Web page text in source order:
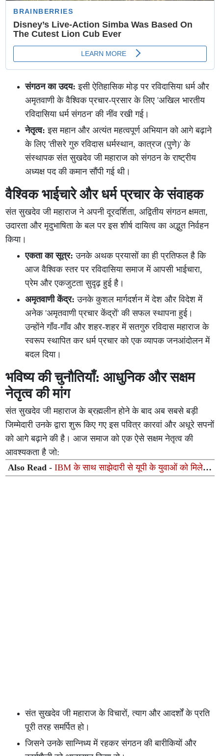
संगठन का उदय: इसी ऐतिहासिक मोड़ पर रविदासिया धर्म और
अमृतवाणी के वैश्विक प्रचार-प्रसार के लिए 'अखिल भारतीय
रविदासिया धर्म संगठन' की नींव रखी गई।
नेतृत्व: इस महान और अत्यंत महत्वपूर्ण अभियान को आगे बढ़ाने
के लिए 'तीसरे गुरु रविदास धर्मस्थान, कात्रज (पुणे)' के
संस्थापक संत सुखदेव जी महाराज को संगठन के राष्ट्रीय
अध्यक्ष पद की कमान सौंपी गई थी।
वैश्विक भाईचारे और धर्म प्रचार के संवाहक
संत सुखदेव जी महाराज ने अपनी दूरदर्शिता, अद्वितीय संगठन क्षमता,
उदारता और मृदुभाषिता के बल पर इस शीर्ष दायित्व का अद्भुत निर्वहन
किया।
एकता का सूत्र: उनके अथक प्रयासों का ही प्रतिफल है कि
आज वैश्विक स्तर पर रविदासिया समाज में आपसी भाईचारा,
प्रेम और एकजुटता सुदृढ़ हुई है।
अमृतवाणी केंद्र: उनके कुशल मार्गदर्शन में देश और विदेश में
अनेक 'अमृतवाणी प्रचार केंद्रों' की सफल स्थापना हुई।
उन्होंने गाँव-गाँव और शहर-शहर में सतगुरु रविदास महाराज के
स्वरूप स्थापित कर धर्म प्रचार को एक व्यापक जनआंदोलन में
बदल दिया।
भविष्य की चुनौतियाँ: आधुनिक और सक्षम
नेतृत्व की मांग
संत सुखदेव जी महाराज के ब्रह्मलीन होने के बाद अब सबसे बड़ी
जिम्मेदारी उनके द्वारा शुरू किए गए इस पवित्र कारवां और अधूरे सपनों
को आगे बढ़ाने की है। आज समाज को एक ऐसे सक्षम नेतृत्व की
आवश्यकता है जो:
Also Read -IBM के साथ साझेदारी से यूपी के युवाओं को मिलेगा
AI आधारित कौशल प्रशिक्षण, मेगा जॉब मेला-2026 का शुभारंभ
संत सुखदेव जी महाराज के विचारों, त्याग और आदर्शों के प्रति
पूरी तरह समर्पित हो।
जिसने उनके सान्निध्य में रहकर संगठन की बारीकियों और